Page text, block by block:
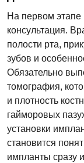
На первом этапе
консультация.
полости рта,
зубов и
Обязательно
томография,
и плотность
гайморовых
установки
становится
импланты сразу